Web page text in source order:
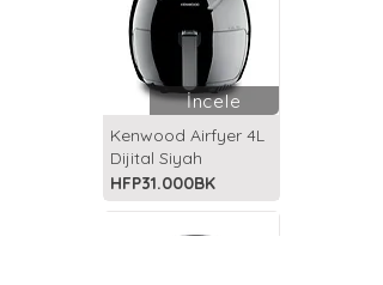
İncele
Kenwood Airfyer 4L
Dijital Siyah
HFP31.000BK